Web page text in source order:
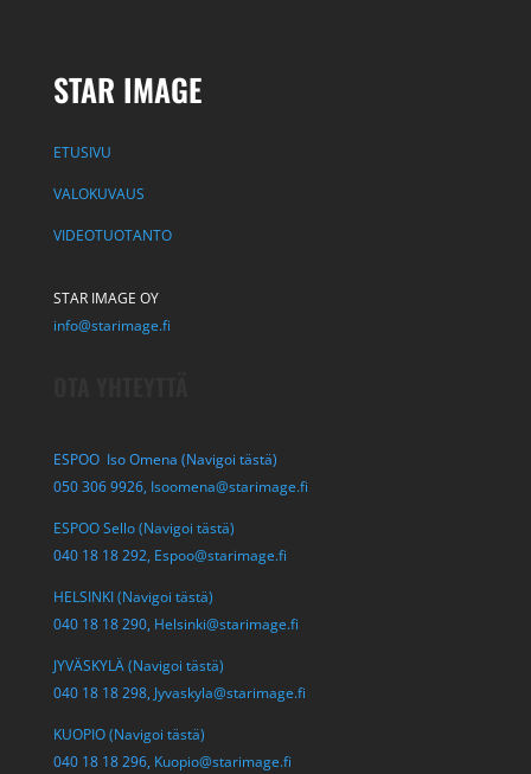
STAR IMAGE
ETUSIVU
VALOKUVAUS
VIDEOTUOTANTO
STAR IMAGE OY
info@starimage.fi
ESPOO Iso Omena (Navigoi tästä)
050 306 9926, Isoomena@starimage.fi
ESPOO Sello (Navigoi tästä)
040 18 18 292, Espoo@starimage.fi
HELSINKI (Navigoi tästä)
040 18 18 290, Helsinki@starimage.fi
JYVÄSKYLÄ (Navigoi tästä)
040 18 18 298, Jyvaskyla@starimage.fi
KUOPIO (Navigoi tästä)
040 18 18 296, Kuopio@starimage.fi